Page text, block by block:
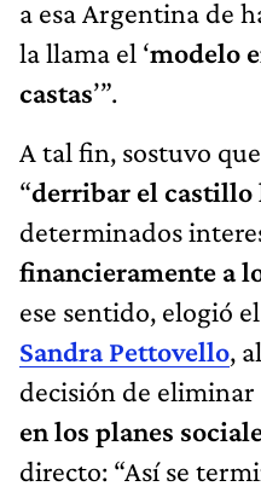
a esa Argentina de
la llama el ‘modelo
castas’”.
A tal fin, sostuvo
“derribar el castillo
determinados
financieramente a
ese sentido, elogió
Sandra Pettovello,
decisión de eliminar
en los planes
directo: “Así se